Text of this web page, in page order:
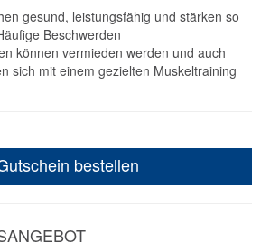
gesund, leistungsfähig und stärken so
Beschwerden
können vermieden werden und auch
sich mit einem gezielten Muskeltraining
bestellen